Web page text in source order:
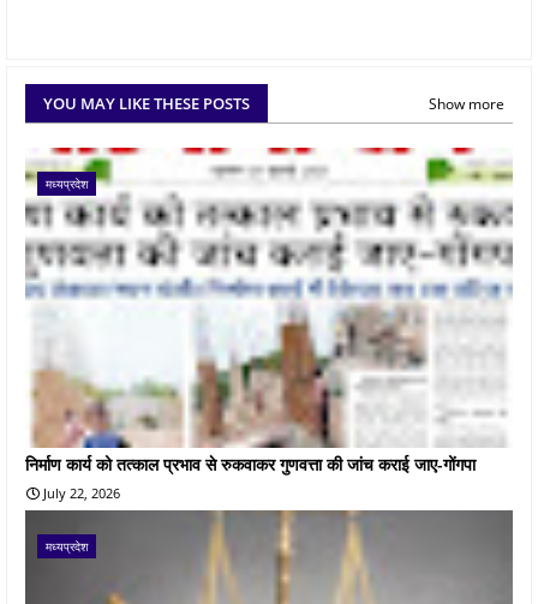
YOU MAY LIKE THESE POSTS Show more
मध्यप्रदेश
निर्माण कार्य को तत्काल प्रभाव से रुकवाकर गुणवत्ता की जांच कराई जाए-गोंगपा
July 22, 2026
मध्यप्रदेश